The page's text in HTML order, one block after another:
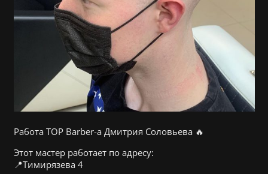
Работа TOP Barber-a Дмитрия Соловьева 🔥
Этот мастер работает по адресу:
📍Тимирязева 4